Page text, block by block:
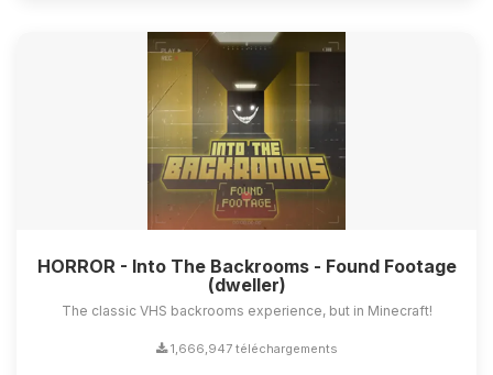
HORROR - Into The Backrooms - Found Footage
(dweller)
The classic VHS backrooms experience, but in Minecraft!
1,666,947 téléchargements